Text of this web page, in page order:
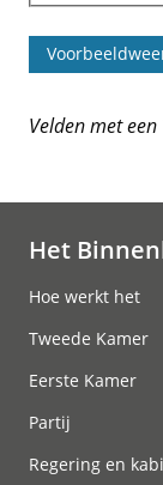
Velden met
Het
Hoe werkt het
Tweede Kamer
Eerste Kamer
Partij
Regering en